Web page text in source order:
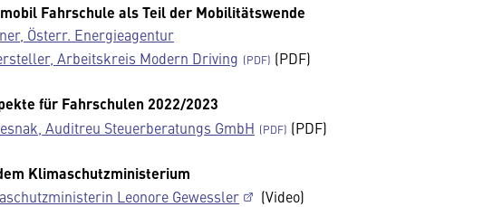
Fahrschule als Teil der Mobilitätswende
Österr. Energieagentur
Arbeitskreis Modern Driving
(PDF)
für Fahrschulen 2022/2023
Auditreu Steuerberatungs GmbH (PDF)
Klimaschutzministerium
Leonore Gewessler
(Video)